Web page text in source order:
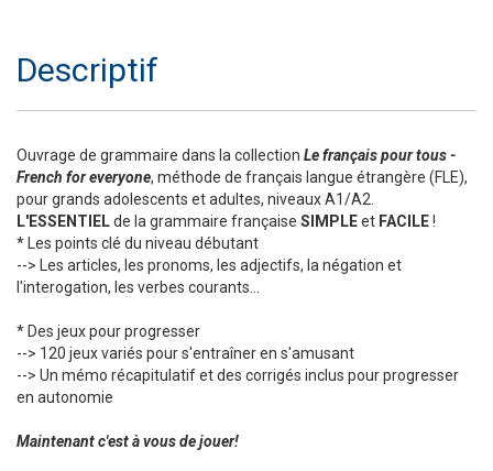
Descriptif
Ouvrage de grammaire dans la collection Le français pour tous -
French for everyone, méthode de français langue étrangère (FLE),
pour grands adolescents et adultes, niveaux A1/A2.
L'ESSENTIELde la grammaire française SIMPLEet FACILE!
* Les points clé du niveau débutant
--> Les articles, les pronoms, les adjectifs, la négation et
l'interogation, les verbes courants...
* Des jeux pour progresser
--> 120 jeux variés pour s'entraîner en s'amusant
--> Un mémo récapitulatif et des corrigés inclus pour progresser
en autonomie
Maintenant c'est à vous de jouer!